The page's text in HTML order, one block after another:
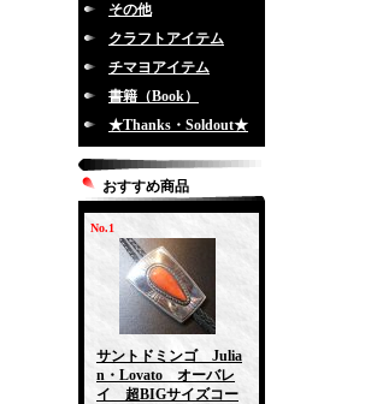
その他
クラフトアイテム
チマヨアイテム
書籍（Book）
★Thanks・Soldout★
おすすめ商品
No.1
サントドミンゴ Julia
n・Lovato オーバレ
イ 超BIGサイズコー